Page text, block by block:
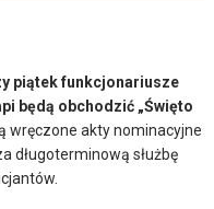
piątek funkcjonariusze
będą obchodzić „Święto
wręczone akty nominacyjne
długoterminową służbę